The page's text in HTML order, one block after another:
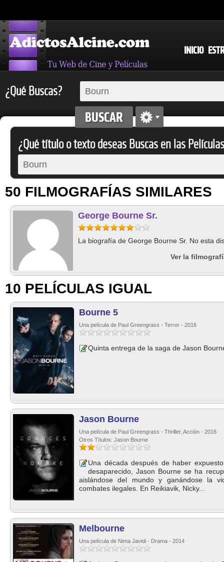
INICIO
¿Qué Buscas?
¿Qué título o texto deseas Buscas en las
50 FILMOGRAFÍAS SIMILARES
George Bourne Sr.
La biografía de George Bourne Sr. No esta
Ver la
10 PELÍCULAS IGUAL
Bourne 5
Una película de Paul Greengrass - Terror - 2016
Quinta entrega de la saga de Jason
Jason Bourne
Una película de Paul Greengrass - Thriller, Acción - 2016
Otros Títulos: Jason Bourne
Una década después de haber
desaparecido, Jason Bourne se ha
aislándose del mundo y ganándose la
combates ilegales. En Reikiavik, Nicky...
Melbourne
Una película de Nima Javidi - Drama - 2014